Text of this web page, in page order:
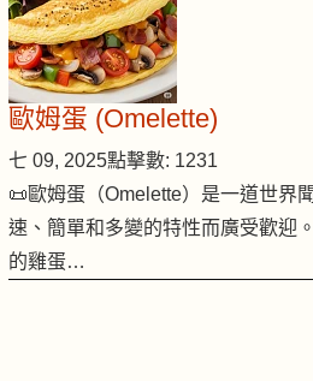
歐姆蛋 (Omelette)
七 09, 2025點擊數: 1231
📜歐姆蛋（Omelette）是一道世界
速、簡單和多變的特性而廣受歡迎
的雞蛋…